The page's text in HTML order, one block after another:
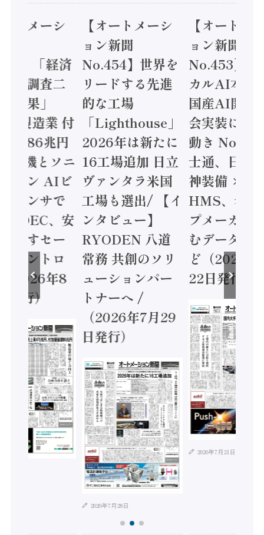
トメーシ
】「経済
態調査二
結果」
年製造業 付
額86兆円
電機とソニ
コン AIビ
センサで
/ IDEC、安
かすセー
コントロ
2026年8
発行）
【オートメーシ
ョン新聞
No.454】世界を
リードする先進
的な工場
「Lighthouse」
2026年は新たに
16工場追加 日立
ヴァンタラ米国
工場も選出/ 【イ
ンタビュー】
RYODEN 八道
常務 共創のソリ
ューションパー
トナーへ /
（2026年7月29
日発行）
2026年7月28日
【オートメ
ョン新聞
No.453】フ
カルAI本格
国産AI開発
会実装に活
動き
士通、日立
神装備 ×
HMS、老舗
プメーカー
むデータ活
ど（2026年
22日発行）
2026年7月21日